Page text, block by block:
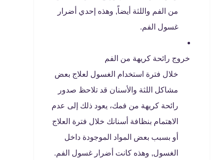
من الفم واللثة أيضاً, وهذه إحدي أضرار
غسول الفم.
خروج رائحة كريهة من الفم
خلال فترة استخدام الغسول لعلاج بعض
مشاكل اللثة والأسنان قد تلاحظ صدور
رائحة كريهة من فمك، يعود ذلك إلى عدم
الاهتمام بنظافة أسنانك خلال فترة العلاج
أو بسبب بعض المواد الموجودة داخل
الغسول, وهذه كانت أضرار غسول الفم.